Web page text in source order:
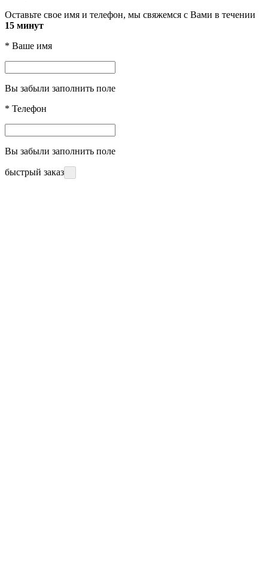
Оставьте свое имя и телефон, мы свяжемся с Вами в течении
15 минут
* Ваше имя
Вы забыли заполнить поле
* Телефон
Вы забыли заполнить поле
быстрый заказ